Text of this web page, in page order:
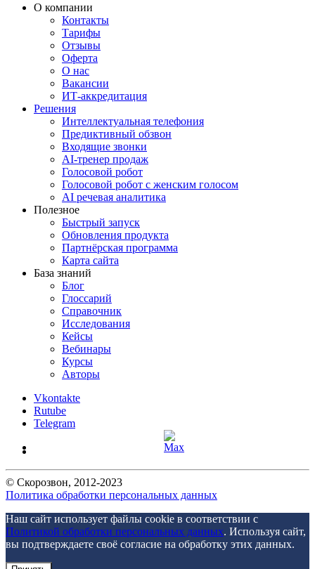
О компании
Контакты
Тарифы
Отзывы
Оферта
О нас
Вакансии
ИТ-аккредитация
Решения
Интеллектуальная телефония
Предиктивный обзвон
Входящие звонки
AI-тренер продаж
Голосовой робот
Голосовой робот с женским голосом
AI речевая аналитика
Полезное
Быстрый запуск
Обновления продукта
Партнёрская программа
Карта сайта
База знаний
Блог
Глоссарий
Справочник
Исследования
Кейсы
Вебинары
Курсы
Авторы
Vkontakte
Rutube
Telegram
© Скорозвон, 2012-2023
Политика обработки персональных данных
Наш сайт использует файлы cookie в соответствии с
Политикой обработки персональных данных. Используя сайт,
вы подтверждаете своё согласие на обработку этих данных.